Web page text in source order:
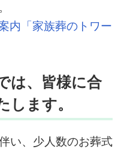
内「家族葬のトワー
は、皆様に合
します。
い、少人数のお葬式